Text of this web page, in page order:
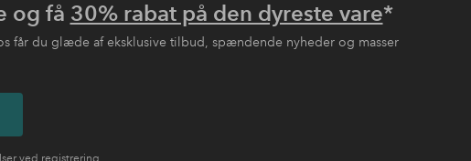
og få 30% rabat på den dyreste vare*
får du glæde af eksklusive tilbud, spændende nyheder og masser